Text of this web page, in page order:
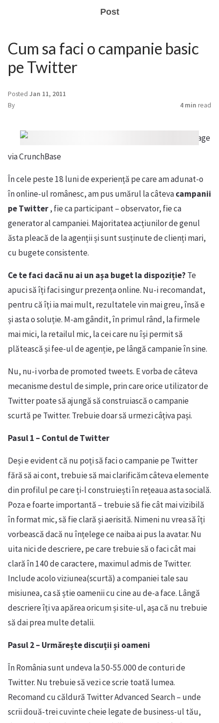
Post
Cum sa faci o campanie basic
pe Twitter
Posted Jan 11, 2011
By
4 min read
Image
via CrunchBase
În cele peste 18 luni de experiență pe care am adunat-o
în online-ul românesc, am pus umărul la câtevacampanii
pe Twitter, fie ca participant – observator, fie ca
generator al campaniei. Majoritatea acțiunilor de genul
ăsta pleacă de la agenții și sunt susținute de clienți mari,
cu bugete consistente.
Ce te faci dacă nu ai un așa buget la dispoziție? Te
apuci să îți faci singur prezența online. Nu-i recomandat,
pentru că îți ia mai mult, rezultatele vin mai greu, însă e
și asta o soluție. M-am gândit, în primul rând, la firmele
mai mici, la retailul mic, la cei care nu își permit să
plătească și fee-ul de agenție, pe lângă campanie în sine.
Nu, nu-i vorba de promoted tweets. E vorba de câteva
mecanisme destul de simple, prin care orice utilizator de
Twitter poate să ajungă să construiască o campanie
scurtă pe Twitter. Trebuie doar să urmezi câțiva pași.
Pasul 1 – Contul de Twitter
Deși e evident că nu poți să faci o campanie pe Twitter
fără să ai cont, trebuie să mai clarificăm câteva elemente
din profilul pe care ți-l construiești în rețeaua asta socială.
Poza e foarte importantă – trebuie să fie cât mai vizibilă
în format mic, să fie clară și aerisită. Nimeni nu vrea să îți
vorbească dacă nu înțelege ce naiba ai pus la avatar. Nu
uita nici de descriere, pe care trebuie să o faci cât mai
clară în 140 de caractere, maximul admis de Twitter.
Include acolo viziunea(scurtă) a companiei tale sau
misiunea, ca să știe oamenii cu cine au de-a face. Lângă
descriere îți va apărea oricum și site-ul, așa că nu trebuie
să dai prea multe detalii.
Pasul 2 – Urmărește discuții și oameni
În România sunt undeva la 50-55.000 de conturi de
Twitter. Nu trebuie să vezi ce scrie toată lumea.
Recomand cu căldură Twitter Advanced Search – unde
scrii două-trei cuvinte cheie legate de business-ul tău,